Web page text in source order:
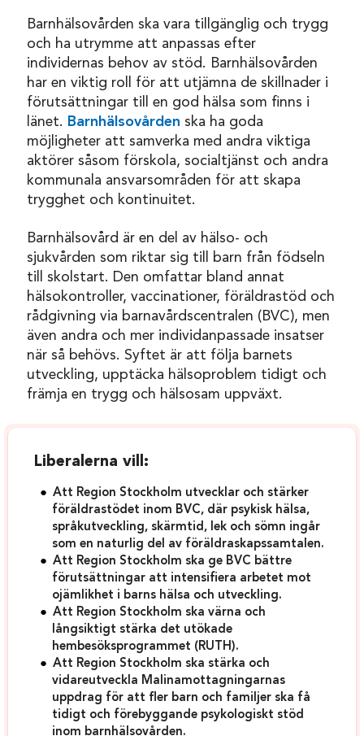
Barnhälsovården ska vara tillgänglig och trygg
och ha utrymme att anpassas efter
individernas behov av stöd. Barnhälsovården
har en viktig roll för att utjämna de skillnader i
förutsättningar till en god hälsa som finns i
länet. Barnhälsovården ska ha goda
möjligheter att samverka med andra viktiga
aktörer såsom förskola, socialtjänst och andra
kommunala ansvarsområden för att skapa
trygghet och kontinuitet.
Barnhälsovård är en del av hälso- och
sjukvården som riktar sig till barn från födseln
till skolstart. Den omfattar bland annat
hälsokontroller, vaccinationer, föräldrastöd och
rådgivning via barnavårdscentralen (BVC), men
även andra och mer individanpassade insatser
när så behövs. Syftet är att följa barnets
utveckling, upptäcka hälsoproblem tidigt och
främja en trygg och hälsosam uppväxt.
Liberalerna vill:
Att Region Stockholm utvecklar och stärker
föräldrastödet inom BVC, där psykisk hälsa,
språkutveckling, skärmtid, lek och sömn ingår
som en naturlig del av föräldraskapssamtalen.
Att Region Stockholm ska ge BVC bättre
förutsättningar att intensifiera arbetet mot
ojämlikhet i barns hälsa och utveckling.
Att Region Stockholm ska värna och
långsiktigt stärka det utökade
hembesöksprogrammet (RUTH).
Att Region Stockholm ska stärka och
vidareutveckla Malinamottagningarnas
uppdrag för att fler barn och familjer ska få
tidigt och förebyggande psykologiskt stöd
inom barnhälsovården.